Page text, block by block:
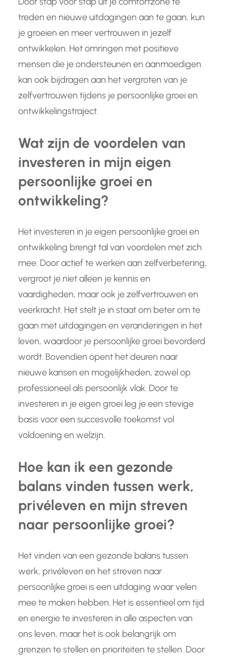
treden en nieuwe uitdagingen aan te gaan, kun
je groeien en meer vertrouwen in jezelf
ontwikkelen. Het omringen met positieve
mensen die je ondersteunen en aanmoedigen
kan ook bijdragen aan het vergroten van je
zelfvertrouwen tijdens je persoonlijke groei en
ontwikkelingstraject.
Wat zijn de voordelen van
investeren in mijn eigen
persoonlijke groei en
ontwikkeling?
Het investeren in je eigen persoonlijke groei en
ontwikkeling brengt tal van voordelen met zich
mee. Door actief te werken aan zelfverbetering,
vergroot je niet alleen je kennis en
vaardigheden, maar ook je zelfvertrouwen en
veerkracht. Het stelt je in staat om beter om te
gaan met uitdagingen en veranderingen in het
leven, waardoor je persoonlijke groei bevorderd
wordt. Bovendien opent het deuren naar
nieuwe kansen en mogelijkheden, zowel op
professioneel als persoonlijk vlak. Door te
investeren in je eigen groei leg je een stevige
basis voor een succesvolle toekomst vol
voldoening en welzijn.
Hoe kan ik een gezonde
balans vinden tussen werk,
privéleven en mijn streven
naar persoonlijke groei?
Het vinden van een gezonde balans tussen
werk, privéleven en het streven naar
persoonlijke groei is een uitdaging waar velen
mee te maken hebben. Het is essentieel om tijd
en energie te investeren in alle aspecten van
ons leven, maar het is ook belangrijk om
grenzen te stellen en prioriteiten te stellen. Door